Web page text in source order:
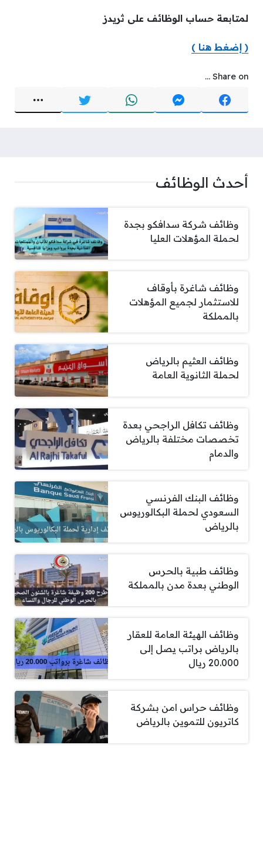
لمتابعة حساب الوظائف على ثريدز
( إضغط هنا )
Share on ...
أحدث الوظائف
وظائف شركة سدافكو بجدة
لحملة المؤهلات العليا
وظائف شاغرة بأوقاف
للاستثمار لجميع المؤهلات
بالمملكة
وظائف العثيم بالرياض
لحملة الثانوية العامة
وظائف تكافل الراجحي بعدة
تخصصات مختلفة بالرياض
والدمام
وظائف البنك الفرنسي
السعودي لحملة البكالوريوس
بالرياض
وظائف طبية بالحرس
الوطني بعدة مدن بالمملكة
وظائف الهيئة العامة للعقار
بالرياض براتب يصل إلى
20.000 ريال
وظائف حراس امن بشركة
كاتريون للتموين بالرياض